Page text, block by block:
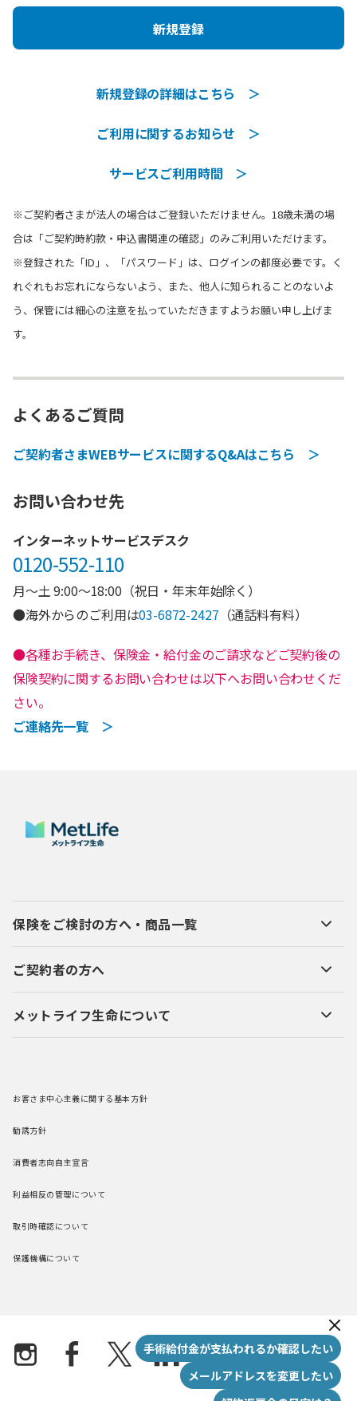
新規登録
新規登録の詳細はこちら ＞
ご利用に関するお知らせ ＞
サービスご利用時間 ＞
※ご契約者さまが法人の場合はご登録いただけません。18歳未満の場
合は「ご契約時約款・申込書関連の確認」のみご利用いただけます。
※登録された「ID」、「パスワード」は、ログインの都度必要です。く
れぐれもお忘れにならないよう、また、他人に知られることのないよ
う、保管には細心の注意を払っていただきますようお願い申し上げま
す。
よくあるご質問
ご契約者さまWEBサービスに関するQ&Aはこちら ＞
お問い合わせ先
インターネットサービスデスク
0120-552-110
月～土 9:00～18:00（祝日・年末年始除く）
●海外からのご利用は03-6872-2427 （通話料有料）
●各種お手続き、保険金・給付金のご請求などご契約後の
保険契約に関するお問い合わせは以下へお問い合わせくだ
さい。
ご連絡先一覧 ＞
保険をご検討の方へ・商品一覧
ご契約者の方へ
メットライフ生命について
お客さま中心主義に関する基本方針
勧誘方針
消費者志向自主宣言
利益相反の管理について
取引時確認について
保護機構について
New
手術給付金が支払われるか確認したい
メールアドレスを変更したい